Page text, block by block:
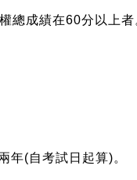
總成績在60分以上者
年(自考試日起算)。